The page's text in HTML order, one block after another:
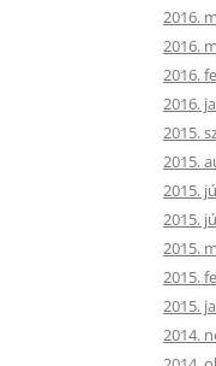
2016.
2016.
2016.
2016.
2015.
2015.
2015.
2015.
2015.
2015.
2015.
2014.